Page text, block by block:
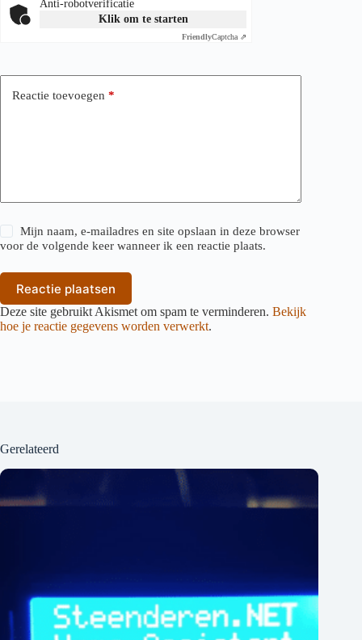
Anti-robotverificatie
Klik om te starten
FriendlyCaptcha ⇗
Reactie toevoegen *
Mijn naam, e-mailadres en site opslaan in deze browser
voor de volgende keer wanneer ik een reactie plaats.
Reactie plaatsen
Deze site gebruikt Akismet om spam te verminderen. Bekijk
hoe je reactie gegevens worden verwerkt.
Gerelateerd